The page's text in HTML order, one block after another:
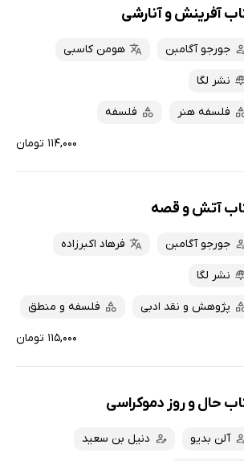
آفرینش و آنارشی
جورجو آگامبن هومن کاسبی
نشر لگا
فلسفه هنر فلسفه
۱۱۴,۰۰۰ تومان
آتش و قصه
جورجو آگامبن فرهاد اکبرزاده
نشر لگا
پژوهش و نقد ادبی فلسفه و منطق
۱۱۵,۰۰۰ تومان
حال و روز دموکراسی
آلن بدیو دنیل بن سعید